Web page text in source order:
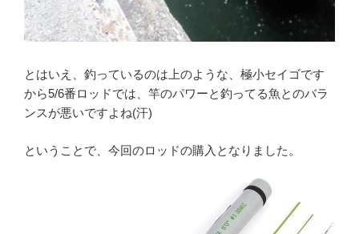
とはいえ、釣っているのは上のような、極小セイゴです
から5/6番ロッドでは、竿のパワーと釣ってる魚とのバラ
ンスが悪いですよね(汗)
ということで、今回のロッドの購入となりました。